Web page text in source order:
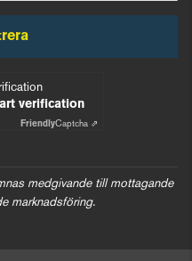
verification
FriendlyCaptcha ⇗
medgivande till mottagande
marknadsföring.